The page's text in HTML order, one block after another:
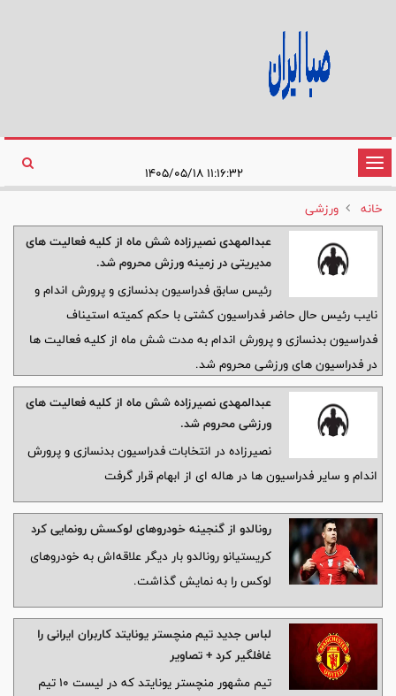
تغییر
وضعیت
ناوبری
خانه
ورزشی
عبدالمهدی نصیرزاده شش ماه از کلیه فعالیت های
مدیریتی در زمینه ورزش محروم شد.
رئیس سابق فدراسیون بدنسازی و پرورش اندام و
نایب رئیس حال حاضر فدراسیون کشتی با حکم کمیته استیناف
فدراسیون بدنسازی و پرورش اندام به مدت شش ماه از کلیه فعالیت ها
در فدراسیون های ورزشی محروم شد.
عبدالمهدی نصیرزاده شش ماه از کلیه فعالیت های
ورزشی محروم شد.
نصیرزاده در انتخابات فدراسیون بدنسازی و پرورش
اندام و سایر فدراسیون ها در هاله ای از ابهام قرار گرفت
رونالدو از گنجینه خودروهای لوکسش رونمایی کرد
کریستیانو رونالدو بار دیگر علاقه‌اش به خودروهای
لوکس را به نمایش گذاشت.
لباس جدید تیم منچستر یونایتد کاربران ایرانی را
غافلگیر کرد + تصاویر
تیم مشهور منچستر یونایتد که در لیست ۱۰ تیم